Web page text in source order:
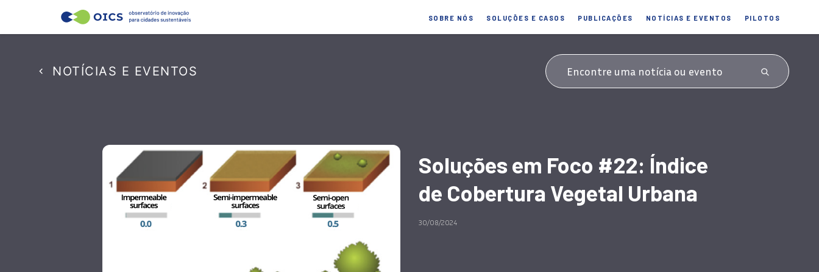
SOBRE NÓS SOLUÇÕES E CASOS PUBLICAÇÕES NOTÍCIAS E EVENTOS PILOTOS
NOTÍCIAS E EVENTOS
Soluções em Foco #22: Índice
de Cobertura Vegetal Urbana
30/08/2024